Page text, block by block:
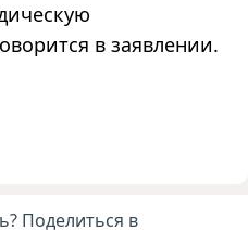
в заявлении.
Поделиться в